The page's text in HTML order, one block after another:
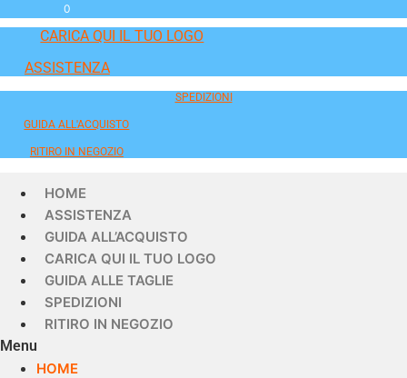
0
CARICA QUI IL TUO LOGO
ASSISTENZA
SPEDIZIONI
GUIDA ALL'ACQUISTO
RITIRO IN NEGOZIO
HOME
ASSISTENZA
GUIDA ALL’ACQUISTO
CARICA QUI IL TUO LOGO
GUIDA ALLE TAGLIE
SPEDIZIONI
RITIRO IN NEGOZIO
Menu
HOME